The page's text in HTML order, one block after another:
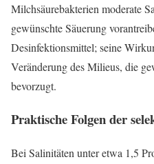
Milchsäurebakterien moderate
gewünschte Säuerung
Desinfektionsmittel; seine
Veränderung des Milieus, die
bevorzugt.
Praktische Folgen der
Bei Salinitäten unter etwa 1,5